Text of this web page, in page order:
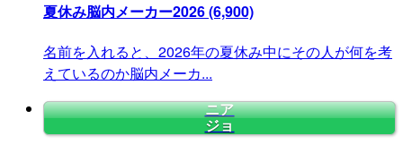
夏休み脳内メーカー2026(6,900)
名前を入れると、2026年の夏休み中にその人が何を考
えているのか脳内メーカ...
ニア
ジョ